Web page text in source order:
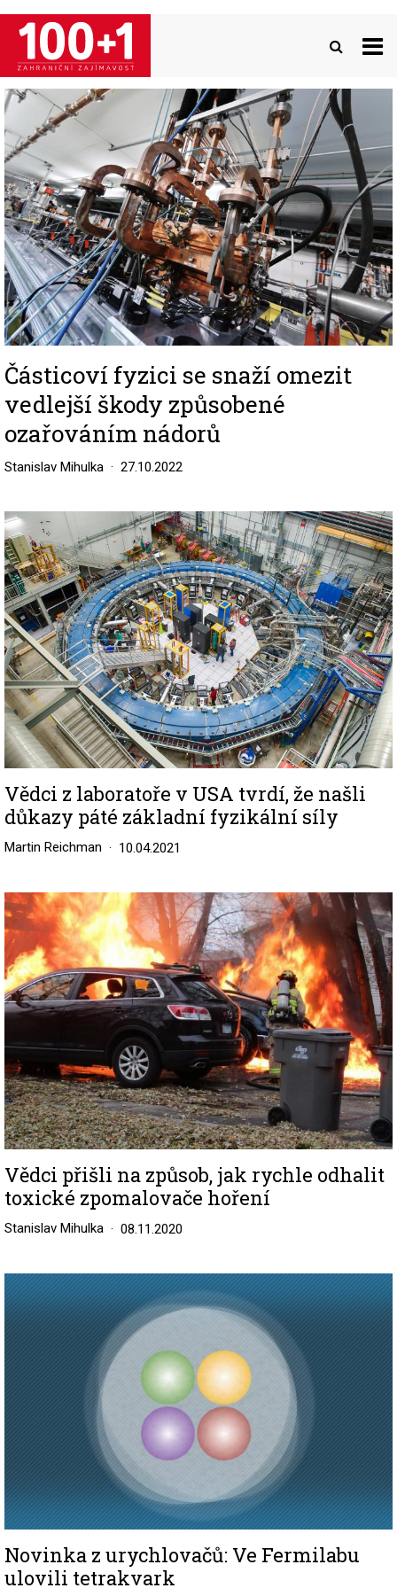
Přejít
hlavnímu
obsahu
Image
Částicoví fyzici se snaží omezit
vedlejší škody způsobené
ozařováním nádorů
Stanislav Mihulka 27.10.2022
Image
Vědci z laboratoře v USA tvrdí, že našli
důkazy páté základní fyzikální síly
Martin Reichman 10.04.2021
Image
Vědci přišli na způsob, jak rychle odhalit
toxické zpomalovače hoření
Stanislav Mihulka 08.11.2020
Image
Novinka z urychlovačů: Ve Fermilabu
ulovili tetrakvark